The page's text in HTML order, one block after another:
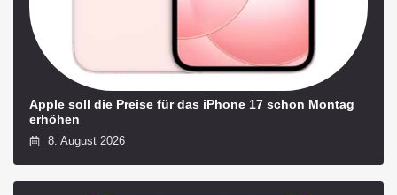
Apple soll die Preise für das iPhone 17 schon Montag
erhöhen
8. August 2026